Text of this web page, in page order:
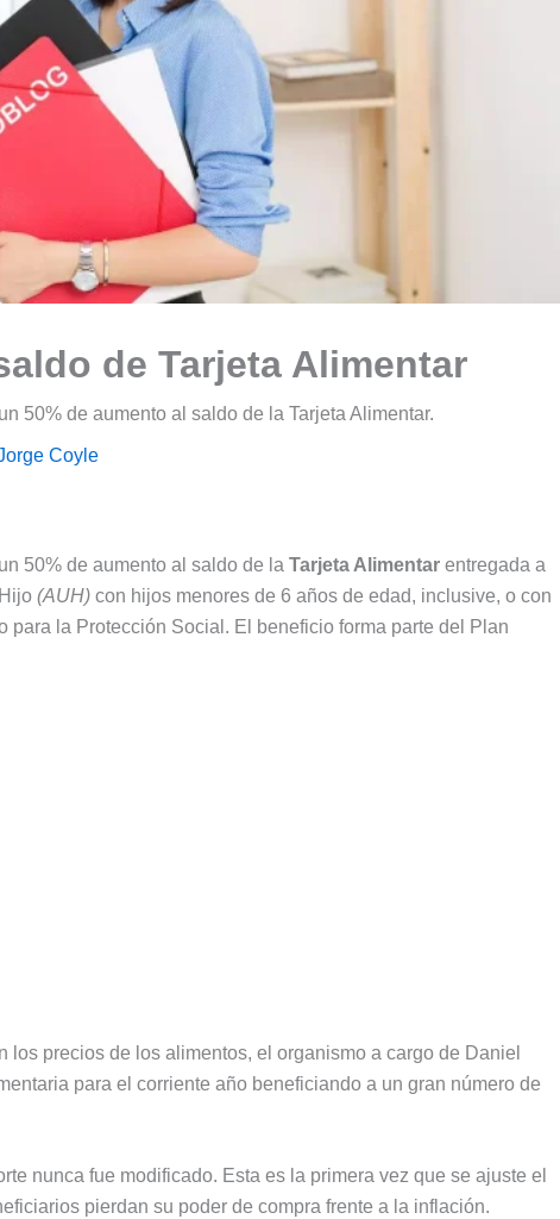
de Tarjeta Alimentar
50% de aumento al saldo de la Tarjeta Alimentar.
Coyle
50% de aumento al saldo de la Tarjeta Alimentar entregada a
(AUH) con hijos menores de 6 años de edad, inclusive, o con
para la Protección Social. El beneficio forma parte del Plan
los precios de los alimentos, el organismo a cargo de Daniel
para el corriente año beneficiando a un gran número de
nunca fue modificado. Esta es la primera vez que se ajuste el
pierdan su poder de compra frente a la inflación.